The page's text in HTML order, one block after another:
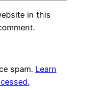
in this
spam. Learn